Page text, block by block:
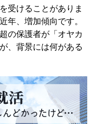
受けることがありま
年、増加傾向です。
の保護者が「オヤカ
、背景には何がある